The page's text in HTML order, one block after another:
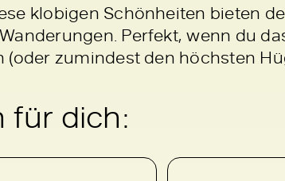
klobigen Schönheiten bieten
Perfekt, wenn du
(oder zumindest den höchsten
für dich: